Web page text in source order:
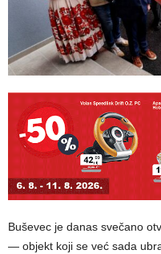
Buševec je danas svečano
— objekt koji se već sada